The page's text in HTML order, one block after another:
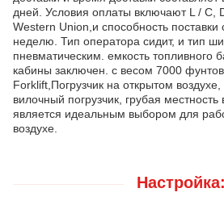
дней. Условия оплаты включают L / C,
Western Union,и способность поставки
неделю. Тип оператора сидит, и тип
пневматическим. емкость топливного
кабины заключен. с весом 7000
Forklift,Погрузчик на открытом
вилочный погрузчик, грубая местность
является идеальным выбором для
воздухе.
Настройка: